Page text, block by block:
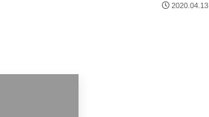
2020.04.13